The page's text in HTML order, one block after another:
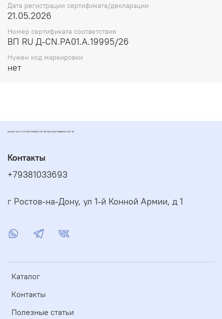
Дата регистрации сертификата/декларации
21.05.2026
Номер сертификата соответствия
ВП RU Д-CN.РА01.А.19995/26
Нужен код маркировки
нет
ЗАПЧАСТИ ДЛЯ СКУТЕРОВ МОПЕДОВ И ПИТБАЙКОВ ДИОМАРКЕТ РОСТОВ
Каталог
Контакты
Полезные статьи
Контакты
+79381033693
г Ростов-на-Дону, ул 1-й Конной Армии, д 1